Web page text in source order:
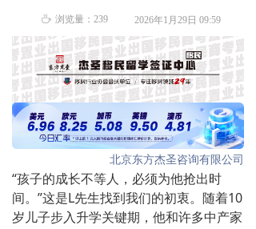
加入杰圣
北京东方杰圣咨询有限公司
“孩子的成长不等人，必须为他抢出时
间。”这是L先生找到我们的初衷。随着10
岁儿子步入升学关键期，他和许多中产家
ꄘ 浏览量： 239 2026年1月29日 09:59